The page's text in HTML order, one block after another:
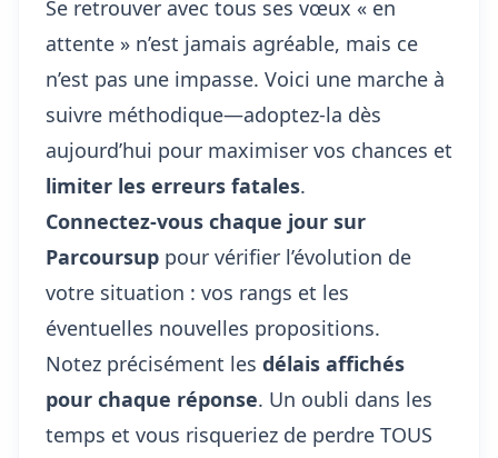
Se retrouver avec tous ses vœux « en
attente » n’est jamais agréable, mais ce
n’est pas une impasse. Voici une marche à
suivre méthodique—adoptez-la dès
aujourd’hui pour maximiser vos chances et
limiter les erreurs fatales.
Connectez-vous chaque jour sur
Parcoursup pour vérifier l’évolution de
votre situation : vos rangs et les
éventuelles nouvelles propositions.
Notez précisément les délais affichés
pour chaque réponse. Un oubli dans les
temps et vous risqueriez de perdre TOUS